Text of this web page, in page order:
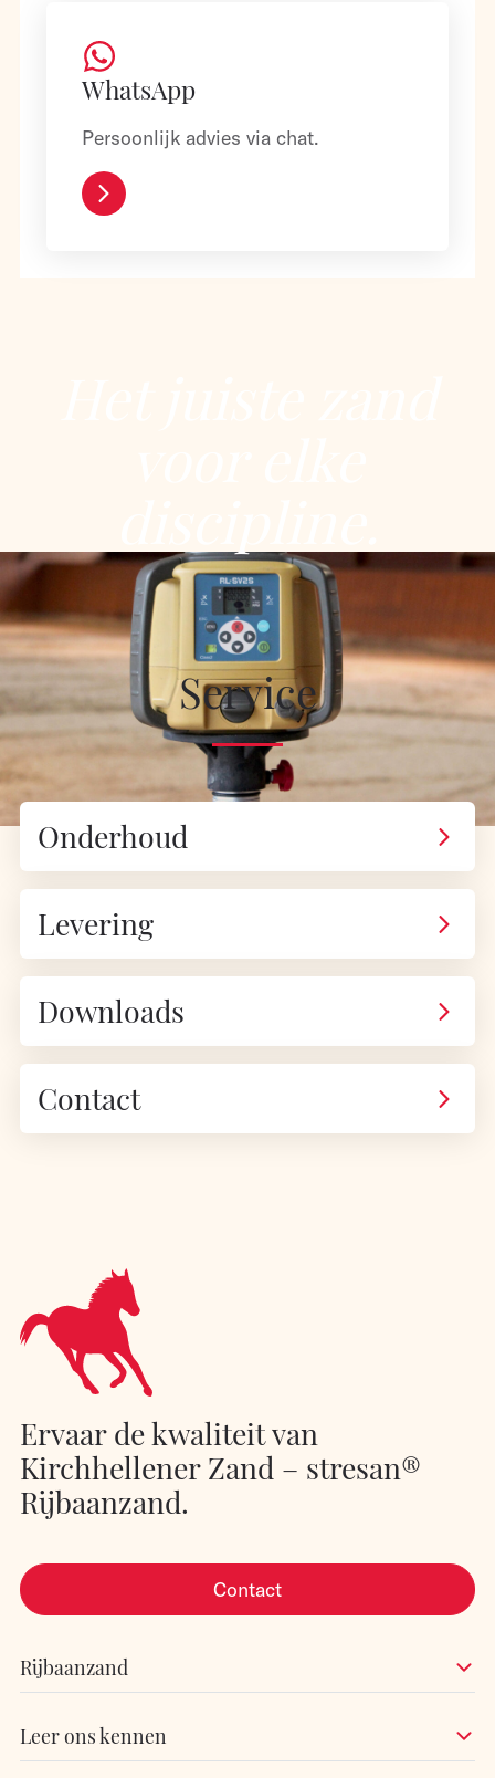
WhatsApp
Persoonlijk advies via chat.
Service
Onderhoud
Levering
Downloads
Contact
Ervaar de kwaliteit van
Kirchhellener Zand – stresan®
Rijbaanzand.
Contact
Rijbaanzand
Leer ons kennen